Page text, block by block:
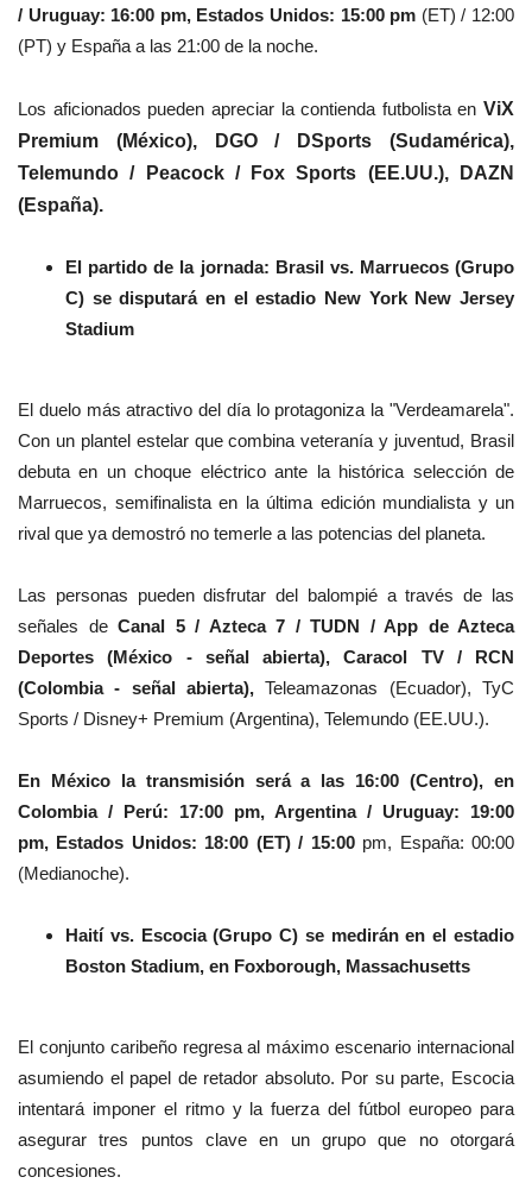
/ Uruguay: 16:00 pm, Estados Unidos: 15:00 pm (ET) / 12:00
(PT) y España a las 21:00 de la noche.
Los aficionados pueden apreciar la contienda futbolista en ViX
Premium (México), DGO / DSports (Sudamérica),
Telemundo / Peacock / Fox Sports (EE.UU.), DAZN
(España).
El partido de la jornada: Brasil vs. Marruecos (Grupo
C) se disputará en el estadio New York New Jersey
Stadium
El duelo más atractivo del día lo protagoniza la "Verdeamarela".
Con un plantel estelar que combina veteranía y juventud, Brasil
debuta en un choque eléctrico ante la histórica selección de
Marruecos, semifinalista en la última edición mundialista y un
rival que ya demostró no temerle a las potencias del planeta.
Las personas puedendisfrutar del balompié a través de las
señales de Canal 5 / Azteca 7 / TUDN / App de Azteca
Deportes (México - señal abierta), Caracol TV / RCN
(Colombia - señal abierta), Teleamazonas (Ecuador), TyC
Sports / Disney+ Premium (Argentina), Telemundo (EE.UU.).
En México la transmisión será a las 16:00 (Centro), en
Colombia / Perú: 17:00 pm, Argentina / Uruguay: 19:00
pm, Estados Unidos: 18:00 (ET) / 15:00pm, España: 00:00
(Medianoche).
Haití vs. Escocia (Grupo C) se medirán en el estadio
Boston Stadium, en Foxborough, Massachusetts
El conjunto caribeño regresa al máximo escenario internacional
asumiendo el papel de retador absoluto. Por su parte, Escocia
intentará imponer el ritmo y la fuerza del fútbol europeo para
asegurar tres puntos clave en un grupo que no otorgará
concesiones.